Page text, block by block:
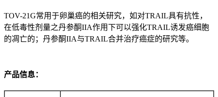
TOV-21G常用于卵巢癌的相关研究，如对TRAIL具有抗性，
在低毒性剂量之丹参酮IIA作用下可以强化TRAIL诱发癌细胞
的凋亡的；丹参酮IIA与TRAIL合并治疗癌症的研究等。
产品信息：